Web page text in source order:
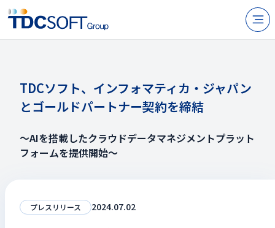
採用
IR情報
ニュース
TDCソフト、インフォマティカ・ジャパン
とゴールドパートナー契約を締結
～AIを搭載したクラウドデータマネジメントプラット
フォームを提供開始～
プレスリリース 2024.07.02